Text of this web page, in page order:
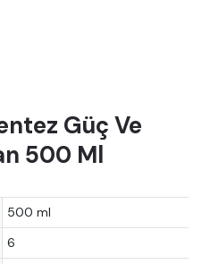
Güç Ve
500 Ml
500 ml
6